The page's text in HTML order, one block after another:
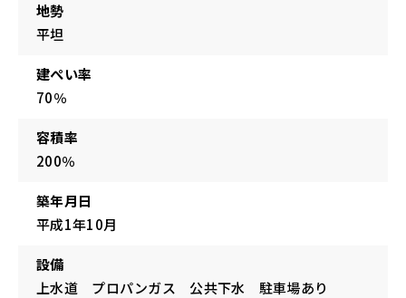
地勢
平坦
建ぺい率
70％
容積率
200％
築年月日
平成1年10月
設備
上水道 プロパンガス 公共下水 駐車場あり